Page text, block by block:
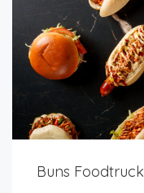
Buns Foodtruck